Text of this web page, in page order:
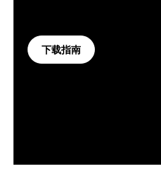
下载指南